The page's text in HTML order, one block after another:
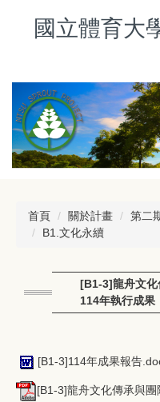
區
國立體育大
首頁 關於計畫 第二
B1.文化永續
[B1-3]龍舟文化
114年執行成果
[B1-3]114年成果報告
[B1-3]龍舟文化傳承與